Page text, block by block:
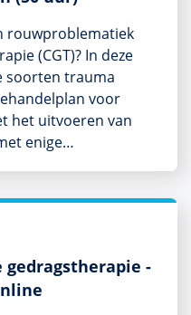
rouwproblematiek
(CGT)? In deze
soorten trauma
voor
het uitvoeren van
enige…
gedragstherapie -